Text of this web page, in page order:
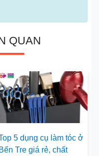
QUAN
5 dụng cụ làm tóc ở
Bến Tre giá rẻ, chất